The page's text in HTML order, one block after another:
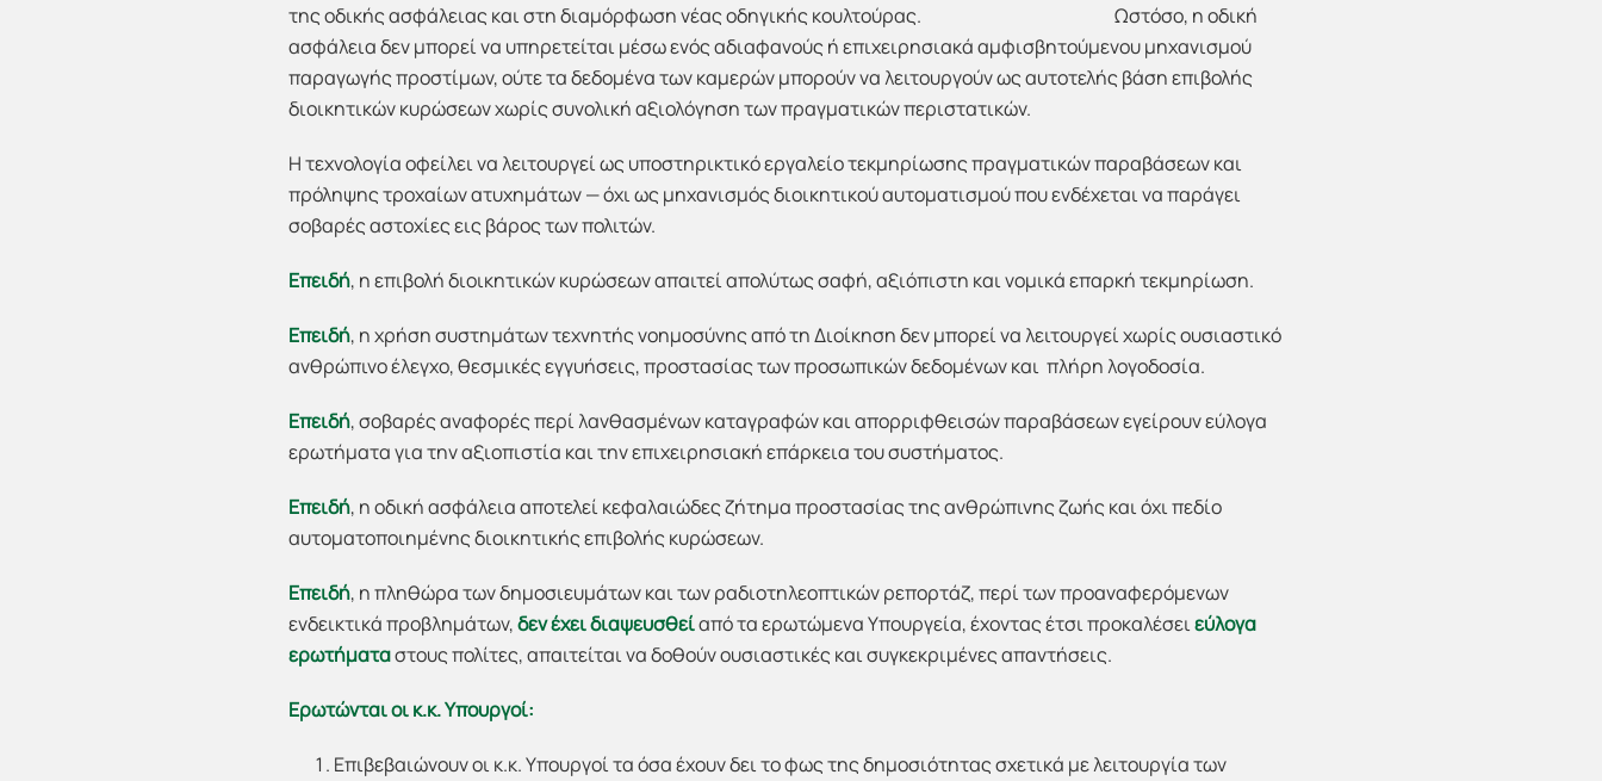
της οδικής ασφάλειας και στη διαμόρφωση νέας οδηγικής κουλτούρας. Ωστόσο, η οδική
ασφάλεια δεν μπορεί να υπηρετείται μέσω ενός αδιαφανούς ή επιχειρησιακά αμφισβητούμενου μηχανισμού
παραγωγής προστίμων, ούτε τα δεδομένα των καμερών μπορούν να λειτουργούν ως αυτοτελής βάση επιβολής
διοικητικών κυρώσεων χωρίς συνολική αξιολόγηση των πραγματικών περιστατικών.
Η τεχνολογία οφείλει να λειτουργεί ως υποστηρικτικό εργαλείο τεκμηρίωσης πραγματικών παραβάσεων και
πρόληψης τροχαίων ατυχημάτων — όχι ως μηχανισμός διοικητικού αυτοματισμού που ενδέχεται να παράγει
σοβαρές αστοχίες εις βάρος των πολιτών.
Επειδή, η επιβολή διοικητικών κυρώσεων απαιτεί απολύτως σαφή, αξιόπιστη και νομικά επαρκή τεκμηρίωση.
Επειδή, η χρήση συστημάτων τεχνητής νοημοσύνης από τη Διοίκηση δεν μπορεί να λειτουργεί χωρίς ουσιαστικό
ανθρώπινο έλεγχο, θεσμικές εγγυήσεις, προστασίας των προσωπικών δεδομένων και πλήρη λογοδοσία.
Επειδή, σοβαρές αναφορές περί λανθασμένων καταγραφών και απορριφθεισών παραβάσεων εγείρουν εύλογα
ερωτήματα για την αξιοπιστία και την επιχειρησιακή επάρκεια του συστήματος.
Επειδή, η οδική ασφάλεια αποτελεί κεφαλαιώδες ζήτημα προστασίας της ανθρώπινης ζωής και όχι πεδίο
αυτοματοποιημένης διοικητικής επιβολής κυρώσεων.
Επειδή, η πληθώρα των δημοσιευμάτων και των ραδιοτηλεοπτικών ρεπορτάζ, περί των προαναφερόμενων
ενδεικτικά προβλημάτων,δεν έχει διαψευσθείαπό τα ερωτώμενα Υπουργεία, έχοντας έτσι προκαλέσειεύλογα
ερωτήματαστους πολίτες, απαιτείται να δοθούν ουσιαστικές και συγκεκριμένες απαντήσεις.
Ερωτώνται οι κ.κ. Υπουργοί:
Επιβεβαιώνουν οι κ.κ. Υπουργοί τα όσα έχουν δει το φως της δημοσιότητας σχετικά με λειτουργία των